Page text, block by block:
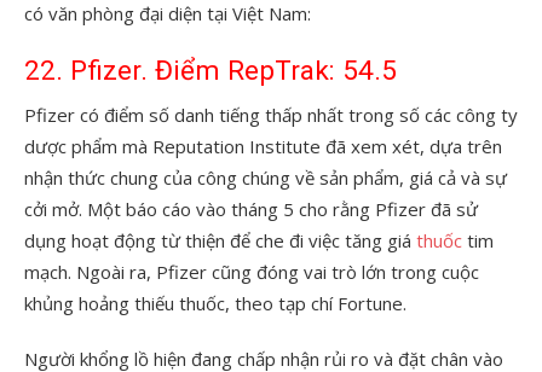
có văn phòng đại diện tại Việt Nam:
22. Pfizer. Điểm RepTrak: 54.5
Pfizer có điểm số danh tiếng thấp nhất trong số các công ty
dược phẩm mà Reputation Institute đã xem xét, dựa trên
nhận thức chung của công chúng về sản phẩm, giá cả và sự
cởi mở. Một báo cáo vào tháng 5 cho rằng Pfizer đã sử
dụng hoạt động từ thiện để che đi việc tăng giá thuốc tim
mạch. Ngoài ra, Pfizer cũng đóng vai trò lớn trong cuộc
khủng hoảng thiếu thuốc, theo tạp chí Fortune.
Người khổng lồ hiện đang chấp nhận rủi ro và đặt chân vào